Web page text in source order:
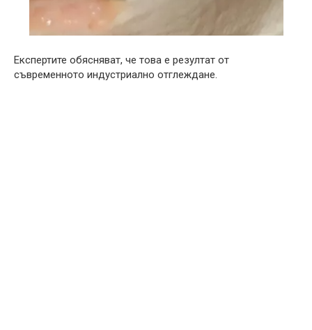
Експертите обясняват, че това е резултат от
съвременното индустриално отглеждане.